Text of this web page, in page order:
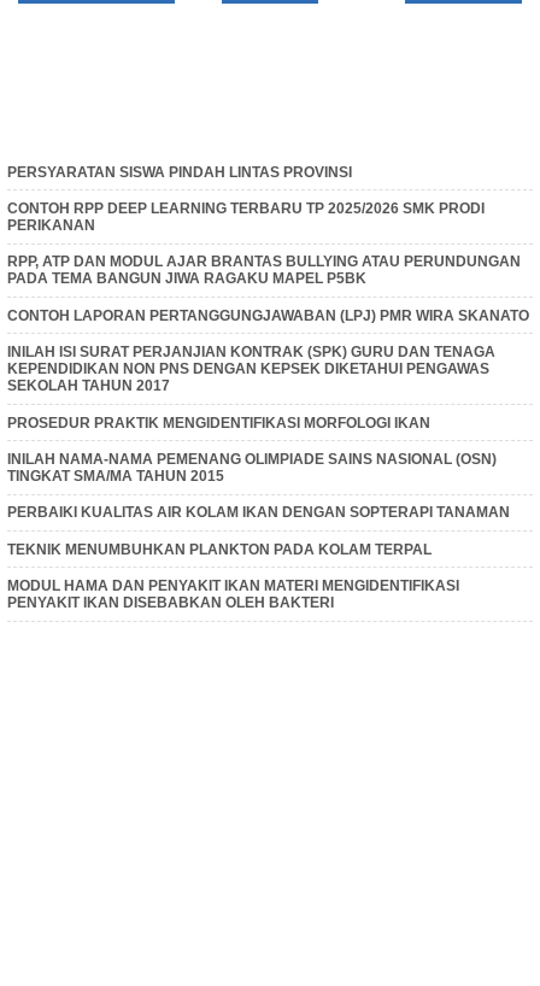
PERSYARATAN SISWA PINDAH LINTAS PROVINSI
CONTOH RPP DEEP LEARNING TERBARU TP 2025/2026 SMK PRODI
PERIKANAN
RPP, ATP DAN MODUL AJAR BRANTAS BULLYING ATAU PERUNDUNGAN
PADA TEMA BANGUN JIWA RAGAKU MAPEL P5BK
CONTOH LAPORAN PERTANGGUNGJAWABAN (LPJ) PMR WIRA SKANATO
INILAH ISI SURAT PERJANJIAN KONTRAK (SPK) GURU DAN TENAGA
KEPENDIDIKAN NON PNS DENGAN KEPSEK DIKETAHUI PENGAWAS
SEKOLAH TAHUN 2017
PROSEDUR PRAKTIK MENGIDENTIFIKASI MORFOLOGI IKAN
INILAH NAMA-NAMA PEMENANG OLIMPIADE SAINS NASIONAL (OSN)
TINGKAT SMA/MA TAHUN 2015
PERBAIKI KUALITAS AIR KOLAM IKAN DENGAN SOPTERAPI TANAMAN
TEKNIK MENUMBUHKAN PLANKTON PADA KOLAM TERPAL
MODUL HAMA DAN PENYAKIT IKAN MATERI MENGIDENTIFIKASI
PENYAKIT IKAN DISEBABKAN OLEH BAKTERI